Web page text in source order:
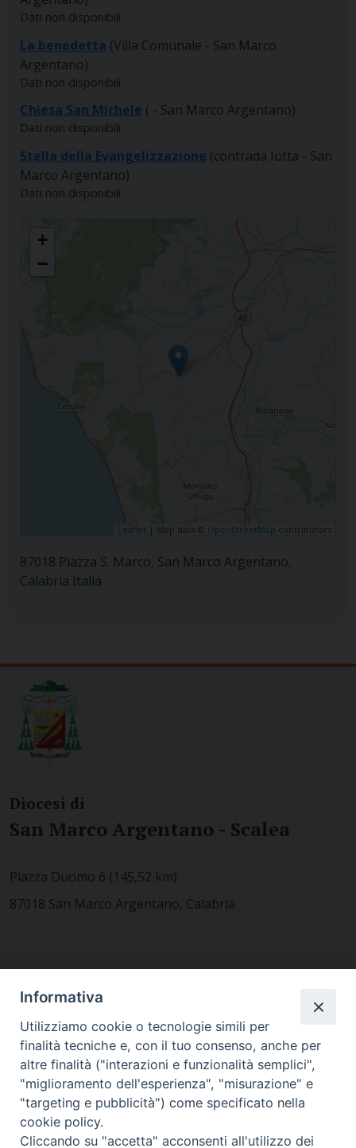
Dati non disponibili
La benedetta (Villa Comunale - San Marco
Argentano)
Dati non disponibili
Chiesa San Michele ( - San Marco Argentano)
Dati non disponibili
Stella della Evangelizzazione (contrada Iotta - San
Marco Argentano)
Dati non disponibili
+
−
Leaflet | Map data © OpenStreetMap contributors
87018 Piazza S. Marco, San Marco Argentano,
Calabria Italia
Diocesi di
San Marco Argentano - Scalea
Piazza Duomo 6 (145,52 km)
87018 San Marco Argentano, Calabria
MODULISTICA
WEBMAIL
Informativa
Utilizziamo cookie o tecnologie simili per
finalità tecniche e, con il tuo consenso, anche per
altre finalità ("interazioni e funzionalità semplici",
"miglioramento dell'esperienza", "misurazione" e
"targeting e pubblicità") come specificato nella
cookie policy.
Cliccando su "accetta" acconsenti all'utilizzo dei